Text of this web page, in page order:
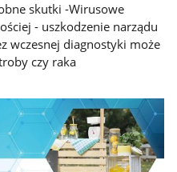
skutki -Wirusowe
- uszkodzenie narządu
wczesnej diagnostyki może
czy raka